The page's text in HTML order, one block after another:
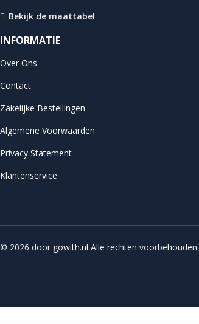
Bekijk de maattabel
INFORMATIE
Over Ons
Contact
Zakelijke Bestellingen
Algemene Voorwaarden
Privacy Statement
Klantenservice
© 2026 door gowith.nl Alle rechten voorbehouden.